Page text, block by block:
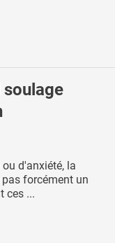
soulage
d'anxiété, la
forcément un
ces ...